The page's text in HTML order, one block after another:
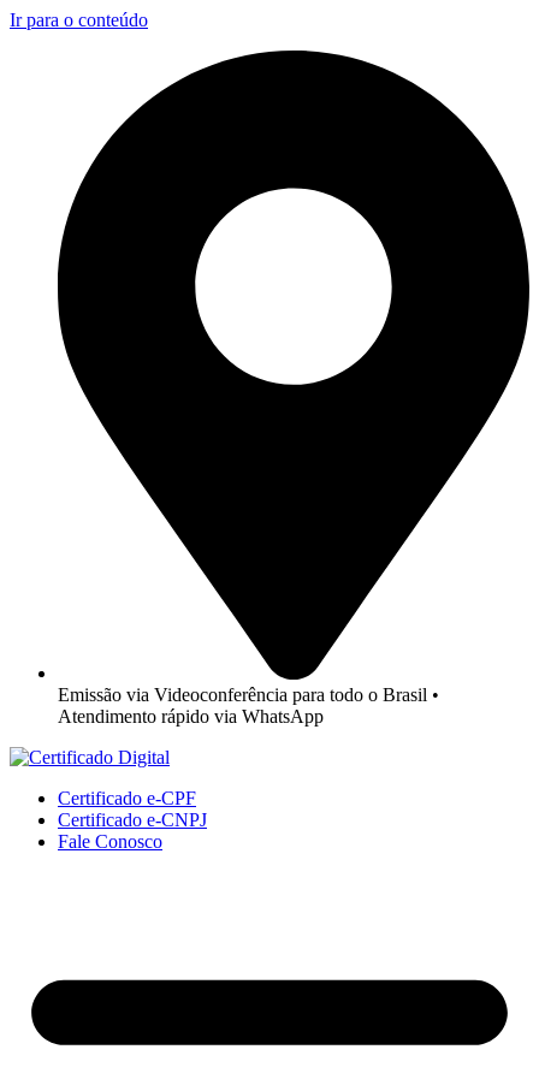
Ir para o conteúdo
Emissão via Videoconferência para todo o Brasil •
Atendimento rápido via WhatsApp
Certificado e-CPF
Certificado e-CNPJ
Fale Conosco